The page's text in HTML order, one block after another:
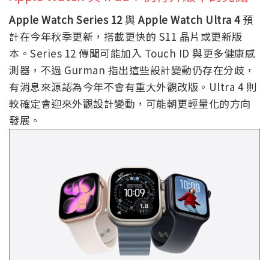
Apple Watch Series 12與Apple Watch Ultra 4 預
計在今年秋季更新，搭載更快的 S11 晶片或更新版
本。Series 12 傳聞可能加入 Touch ID 與更多健康感
測器，不過 Gurman 指出這些設計變動仍存在分歧，
有消息來源認為今年不會有重大外觀改版。Ultra 4 則
較確定會迎來外觀設計變動，可能朝更輕量化的方向
發展。